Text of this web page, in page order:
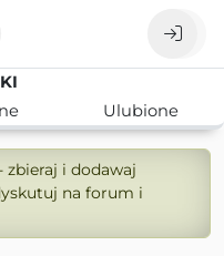
Ulubione
zbieraj i dodawaj
na forum i